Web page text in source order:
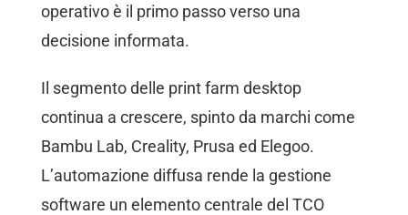
operativo è il primo passo verso una
decisione informata.
Il segmento delle print farm desktop
continua a crescere, spinto da marchi come
Bambu Lab, Creality, Prusa ed Elegoo.
L’automazione diffusa rende la gestione
software un elemento centrale del TCO